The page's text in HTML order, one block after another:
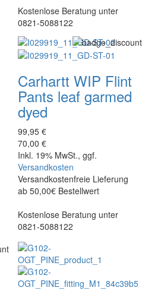
Kostenlose Beratung unter
0821-5088122
Carhartt WIP Flint
Pants leaf garmed
dyed
99,95 €
70,00 €
Inkl. 19% MwSt., ggf.
Versandkosten
Versandkostenfreie Lieferung
ab 50,00€ Bestellwert
Kostenlose Beratung unter
0821-5088122